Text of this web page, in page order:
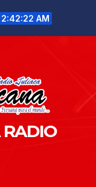
2:42:23 AM
RADIO